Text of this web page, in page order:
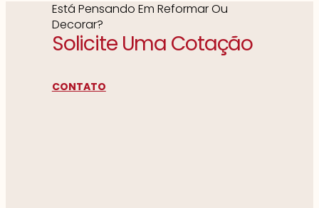
Está Pensando Em Reformar Ou
Decorar?
Solicite Uma Cotação
CONTATO